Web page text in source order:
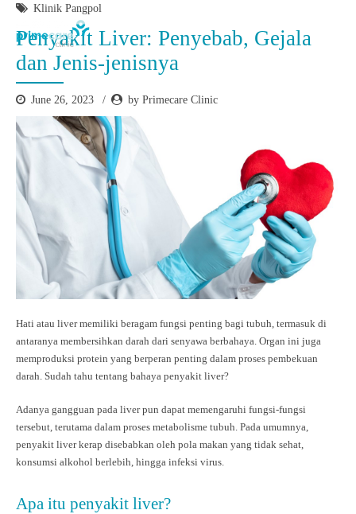
Klinik Pangpol
Penyakit Liver: Penyebab, Gejala
dan Jenis-jenisnya
June 26, 2023 by Primecare Clinic
Hati atau liver memiliki beragam fungsi penting bagi tubuh, termasuk di
antaranya membersihkan darah dari senyawa berbahaya. Organ ini juga
memproduksi protein yang berperan penting dalam proses pembekuan
darah. Sudah tahu tentang bahaya penyakit liver?
Adanya gangguan pada liver pun dapat memengaruhi fungsi-fungsi
tersebut, terutama dalam proses metabolisme tubuh. Pada umumnya,
penyakit liver kerap disebabkan oleh pola makan yang tidak sehat,
konsumsi alkohol berlebih, hingga infeksi virus.
Apa itu penyakit liver?